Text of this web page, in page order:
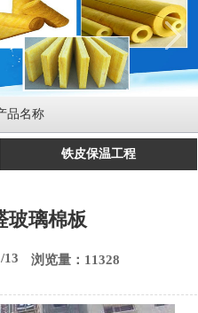
品名称
铁皮保温工程
玻璃棉板
13 浏览量：11328